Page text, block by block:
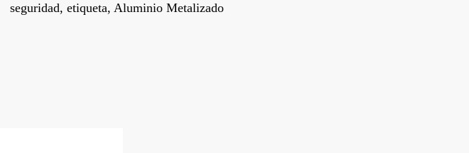
seguridad, etiqueta, Aluminio Metalizado